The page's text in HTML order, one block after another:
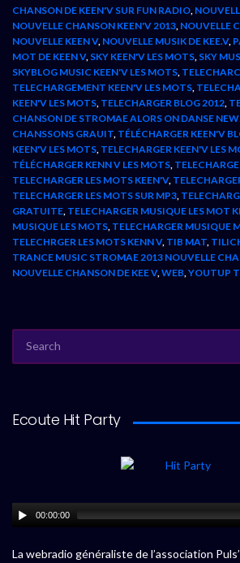
CHANSON DE KEEN'V SUR FUN RADIO
NOUVELLE CHANSON KEEN'V 2013 NOUVELLE
NOUVELLE KEEN V, NOUVELLE MUSIK DE KEE.V,
MOT DE KEEN V, SKY KEEN'V LES MOTS SKY
SKYBLOG MUSIC KEEN'V LES MOTS
TELECHARGEMENT KEEN'V LES MOTS
KEEN'V LES MOTS TELECHARGER BLOG 2012
CHANSON DE STROMAE ALORS ON DANSE
CHANSSONS GRAUIT TÉLÉCHARGER KEEN'V
KEEN'V LES MOTS TELECHARGER KEEN'V LES
TÉLÉCHARGER KENN V LES MOTS
TELECHARGER LES MOTS KEEN'V,
TELECHARGER LES MOTS SUR MP3
GRATUITE TELECHARGER MUSIQUE LES MOT
MUSIQUE LES MOTS TELECHARGER MUSIQUE
TELECHRGER LES MOTS KENN V, TIB MAT
TRANCE MUSIC STROMAE 2013 NOUVELLE
NOUVELLE CHANSON DE KEE V, WEB YOUTUP
FOR:
Ecoute Hit Party
00:00:00
La webradio généraliste de l’association